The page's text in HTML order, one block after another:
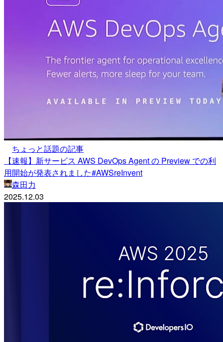
ちょっと話題の記事
【速報】新サービス AWS DevOps Agent の Preview での利
用開始が発表されました#AWSreInvent
森田力
2025.12.03